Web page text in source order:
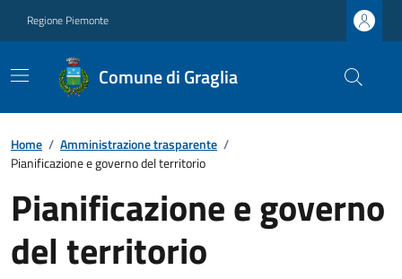
Regione Piemonte
Comune di Graglia
Home / Amministrazione trasparente /
Pianificazione e governo del territorio
Pianificazione e governo
del territorio